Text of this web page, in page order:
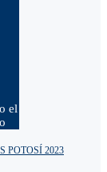
el
POTOSÍ 2023